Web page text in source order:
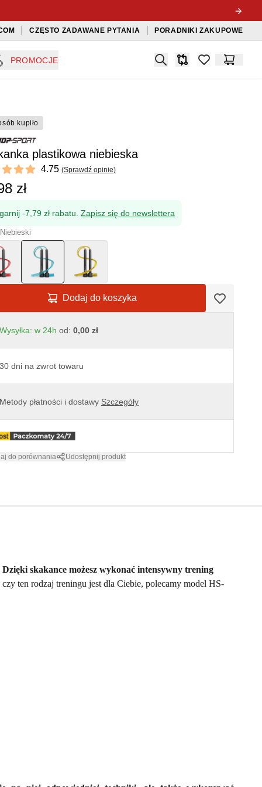
CZĘSTO ZADAWANE PYTANIA PORADNIKI ZAKUPOWE
PROMOCJE Search
Porównywarka
items inKoszyk
kupiło
plastikowa niebieska
of 5 stars 4.75 (Sprawdź opinie)
zł
-7,79 zł rabatu. Zapisz się do newslettera
Dodaj do koszyka
Wysyłka: w 24h od: 0,00 zł
30 dni na zwrot towaru
Metody płatności i dostawy Szczegóły
do porównania Udostępnij produkt
Dzięki skakance możesz wykonać intensywny trening
ten rodzaj treningu jest dla Ciebie, polecamy model HS-